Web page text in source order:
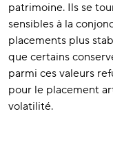
patrimoine. Ils se
sensibles à la
placements plus
que certains
parmi ces valeurs
pour le placement
volatilité.